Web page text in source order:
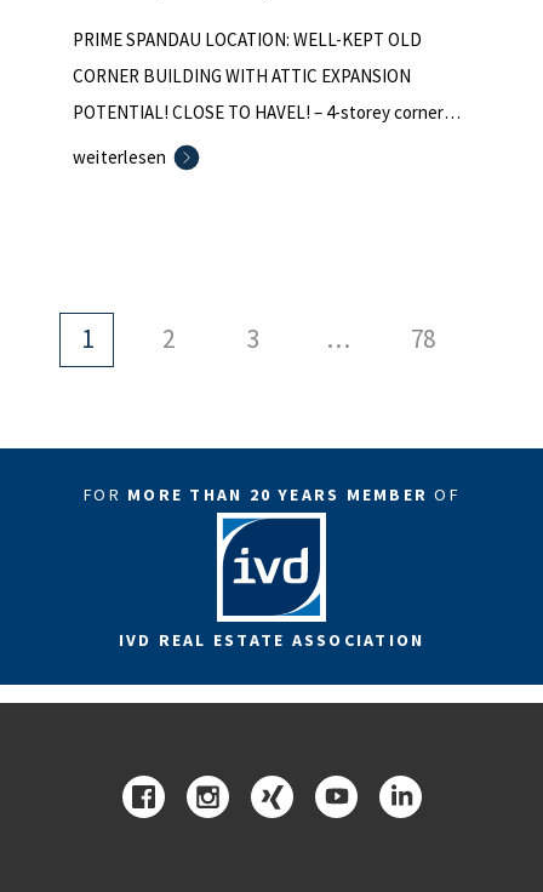
PRIME SPANDAU LOCATION: WELL-KEPT OLD
CORNER BUILDING WITH ATTIC EXPANSION
POTENTIAL! CLOSE TO HAVEL! – 4-storey corner
building from the Wilhelminian era – quiet, green
weiterlesen
1 2 3 … 78
FOR MORE THAN 20 YEARS MEMBEROF
IVD REAL ESTATE ASSOCIATION